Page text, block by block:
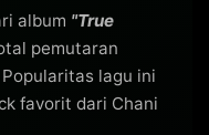
album "True
pemutaran
lagu ini
favorit dari Chani